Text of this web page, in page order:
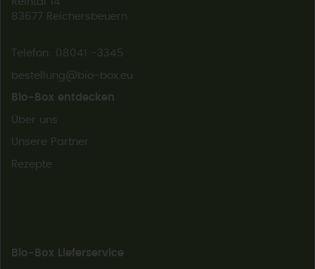
83677 Reichersbeuern
Telefon: 08041 -3345
bestellung@bio-box.eu
Bio-Box entdecken
Über uns
Unsere Partner
Rezepte
Bio-Box Lieferservice